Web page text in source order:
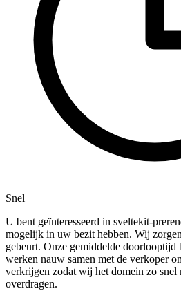
Snel
U bent geïnteresseerd in sveltekit-
mogelijk in uw bezit hebben. Wij
gebeurt. Onze gemiddelde doorlooptijd
werken nauw samen met de verkoper
verkrijgen zodat wij het domein zo snel
overdragen.